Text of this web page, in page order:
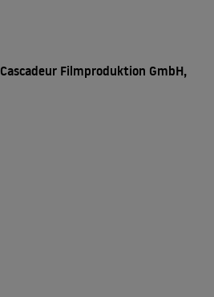
Filmproduktion GmbH,